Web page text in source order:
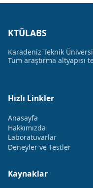
KTÜLABS
Karadeniz Teknik
Tüm araştırma altyapısı
Hızlı Linkler
Anasayfa
Hakkımızda
Laboratuvarlar
Deneyler ve Testler
Kaynaklar